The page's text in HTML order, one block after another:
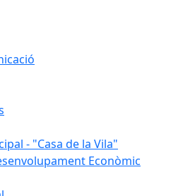
- "Casa de la Vila"
Econòmic